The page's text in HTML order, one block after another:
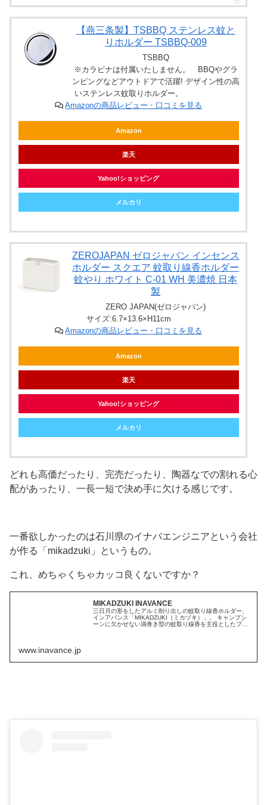
【燕三条製】TSBBQ ステンレス蚊と
りホルダー TSBBQ-009
TSBBQ
※カラビナは付属いたしません。 BBQやグラ
ンピングなどアウトドアで活躍! デザイン性の高
いステンレス蚊取りホルダー。
Amazonの商品レビュー・口コミを見る
Amazon
楽天
Yahoo!ショッピング
メルカリ
ZEROJAPAN ゼロジャパン インセンス
ホルダー スクエア 蚊取り線香ホルダー
蚊やり ホワイト C-01 WH 美濃焼 日本
製
ZERO JAPAN(ゼロジャパン)
サイズ:6.7×13.6×H11cm
Amazonの商品レビュー・口コミを見る
Amazon
楽天
Yahoo!ショッピング
メルカリ
どれも高価だったり、完売だったり、陶器なでの割れる心
配があったり、一長一短で決め手に欠ける感じです。
一番欲しかったのは石川県のイナバエンジニアという会社
が作る「mikadzuki」というもの。
これ、めちゃくちゃカッコ良くないですか？
MIKADZUKI INAVANCE
三日月の形をしたアルミ削り出しの蚊取り線香ホルダー、
インアバンス「MIKADZUKI（ミカヅキ）」。 キャンプシ
ーンに欠かせない渦巻き型の蚊取り線香を主役としたプロ
www.inavance.jp